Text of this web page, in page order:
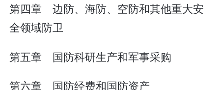
第四章 边防、海防、空防和其他重大安
全领域防卫
第五章 国防科研生产和军事采购
第六章 国防经费和国防资产